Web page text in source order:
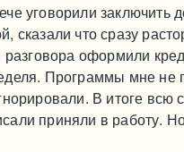
уговорили
сказали что сразу
разговора оформили
Программы мне не
В итоге всю
приняли в работу.